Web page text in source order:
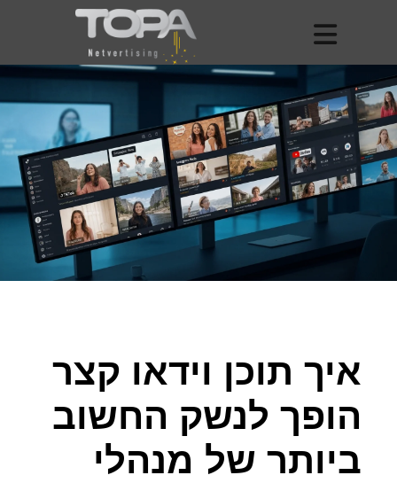
איך תוכן וידאו קצר
הופך לנשק החשוב
ביותר של מנהלי